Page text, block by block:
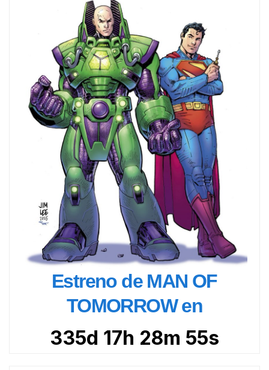
Estreno de MAN OF
TOMORROW en
335d 17h 28m 54s